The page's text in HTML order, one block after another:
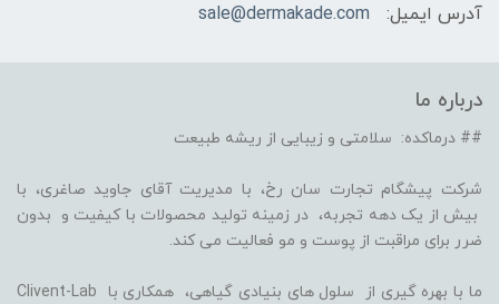
آدرس ایمیل:
sale@dermakade.com
درباره ما
## درماکده: سلامتی و زیبایی از ریشه طبیعت
شرکت پیشگام تجارت سان رخ، با مدیریت آقای جاوید صاغری، با
بیش از یک دهه تجربه، در زمینه تولید محصولات با کیفیت و بدون
ضرر برای مراقبت از پوست و مو فعالیت می کند.
ما با بهره گیری از سلول های بنیادی گیاهی، همکاری با Clivent-Lab